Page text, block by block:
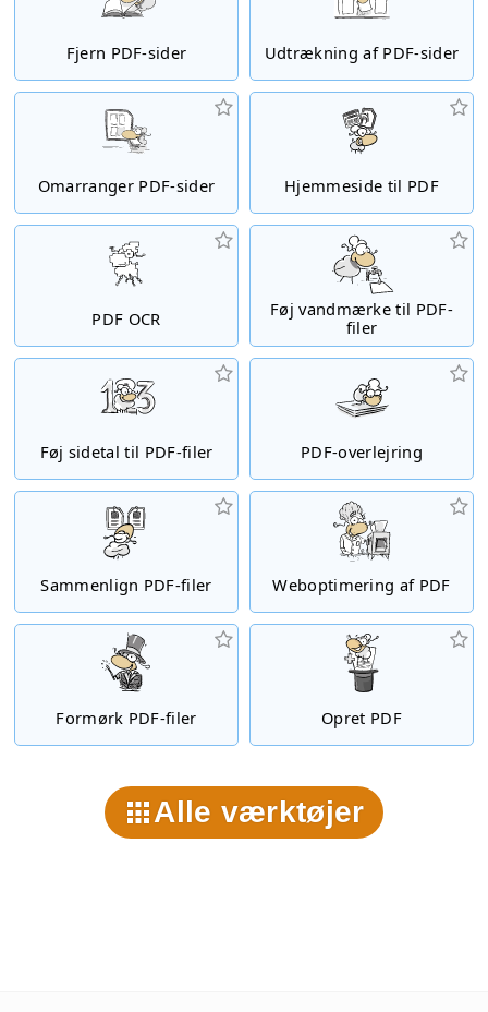
Fjern PDF-sider Udtrækning af PDF-sider
Omarranger PDF-sider Hjemmeside til PDF
PDF OCR
Føj vandmærke til PDF-
filer
Føj sidetal til PDF-filer PDF-overlejring
Sammenlign PDF-filer Weboptimering af PDF
Formørk PDF-filer Opret PDF
Alle værktøjer